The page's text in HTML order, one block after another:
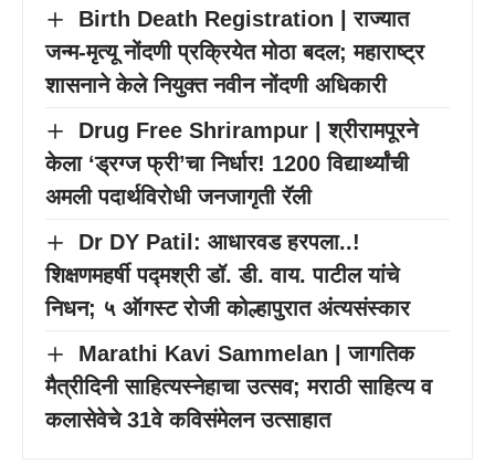
Birth Death Registration | राज्यात
जन्म-मृत्यू नोंदणी प्रक्रियेत मोठा बदल; महाराष्ट्र
शासनाने केले नियुक्त नवीन नोंदणी अधिकारी
Drug Free Shrirampur | श्रीरामपूरने
केला ‘ड्रग्ज फ्री’चा निर्धार! 1200 विद्यार्थ्यांची
अमली पदार्थविरोधी जनजागृती रॅली
Dr DY Patil: आधारवड हरपला..!
शिक्षणमहर्षी पद्मश्री डॉ. डी. वाय. पाटील यांचे
निधन; ५ ऑगस्ट रोजी कोल्हापुरात अंत्यसंस्कार
Marathi Kavi Sammelan | जागतिक
मैत्रीदिनी साहित्यस्नेहाचा उत्सव; मराठी साहित्य व
कलासेवेचे 31वे कविसंमेलन उत्साहात